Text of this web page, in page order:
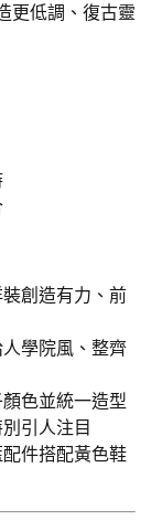
更低調、復古靈
創造有力、前
學院風、整齊
色並統一造型
引人注目
件搭配黃色鞋